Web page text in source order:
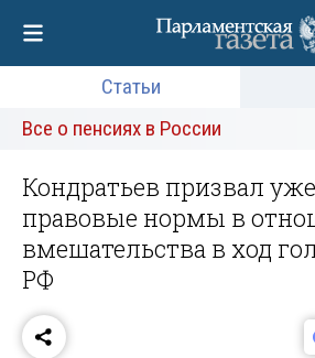
Статьи
Все о пенсиях в России
Кондратьев призвал
правовые нормы в
вмешательства в ход
РФ